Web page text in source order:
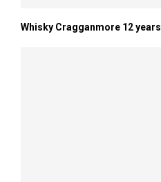
Whisky Cragganmore 12 years